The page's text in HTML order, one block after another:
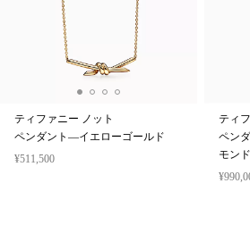
ティファニー ノット
ペンダント—イエローゴールド
¥511,500
ティ
ペン
モン